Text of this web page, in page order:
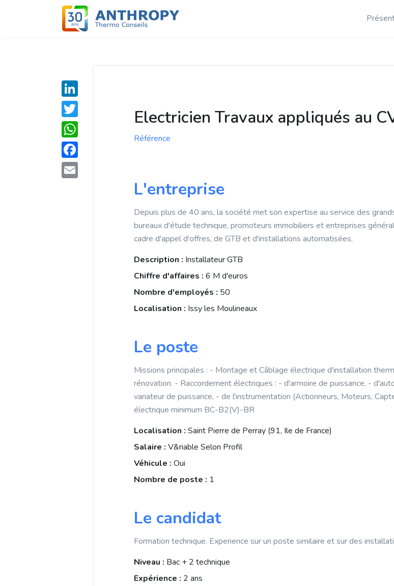
Electricien Travaux appliqués au
Référence
L'entreprise
Depuis plus de 40 ans, la société met son expertise au service des
bureaux d'étude technique, promoteurs immobiliers et entreprises
cadre d'appel d'offres, de GTB et d'installations automatisées.
Description : Installateur GTB
Chiffre d'affaires : 6 M d'euros
Nombre d'employés : 50
Localisation : Issy les Moulineaux
Le poste
Missions principales : - Montage et Câblage électrique d'installation
rénovation. - Raccordement électriques : - d'armoire de puissance, -
variateur de puissance, - de l'instrumentation (Actionneurs, Moteurs,
électrique minimum BC-B2(V)-BR
Localisation : Saint Pierre de Perray (91, Ile de France)
Salaire : V&riable Selon Profil
Véhicule : Oui
Nombre de poste : 1
Le candidat
Formation technique. Experience sur un poste similaire et sur des
Niveau : Bac + 2 technique
Expérience : 2 ans
L
i
n
k
e
T
w
i
t
W
h
a
F